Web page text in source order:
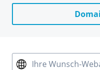
Ihre Wunsch-